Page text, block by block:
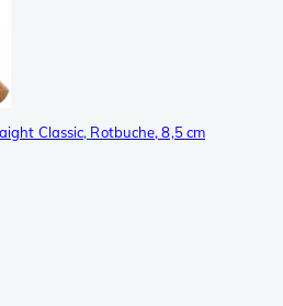
Classic, Rotbuche, 8,5 cm